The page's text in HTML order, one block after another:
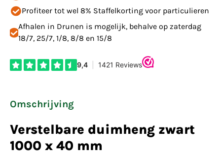
Profiteer tot wel 8% Staffelkorting voor particulieren
Afhalen in Drunen is mogelijk, behalve op zaterdag
18/7, 25/7, 1/8, 8/8 en 15/8
Omschrijving
Verstelbare duimheng zwart
1000 x 40 mm